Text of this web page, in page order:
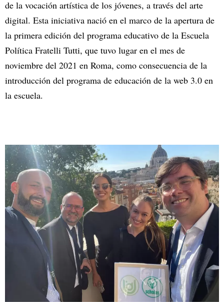
de la vocación artística de los jóvenes, a través del arte
digital. Esta iniciativa nació en el marco de la apertura de
la primera edición del programa educativo de la Escuela
Política Fratelli Tutti, que tuvo lugar en el mes de
noviembre del 2021 en Roma, como consecuencia de la
introducción del programa de educación de la web 3.0 en
la escuela.